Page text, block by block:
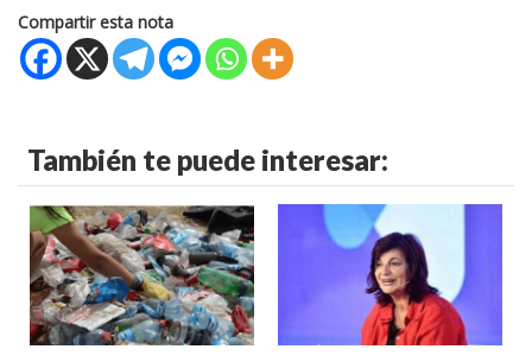
Compartir esta nota
También te puede interesar: